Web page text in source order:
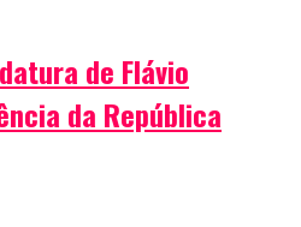
de Flávio
da República